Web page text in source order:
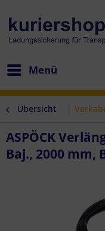
Menü
Übersicht
ASPÖCK
Baj., 2000 mm,